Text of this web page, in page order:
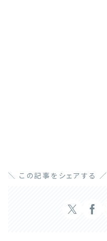
＼ この記事をシェアする ／